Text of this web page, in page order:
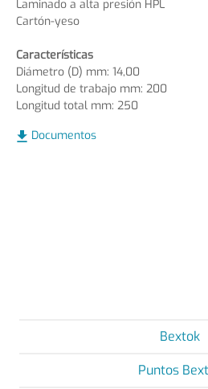
Laminado a alta presión HPL
Cartón-yeso
Características
Diámetro (D) mm: 14,00
Longitud de trabajo mm: 200
Longitud total mm: 250
Documentos
Bextok
Puntos